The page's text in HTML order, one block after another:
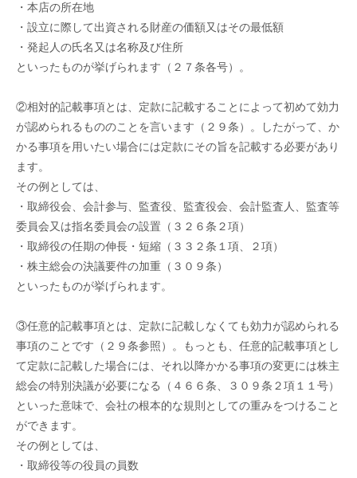
・本店の所在地
・設立に際して出資される財産の価額又はその最低額
・発起人の氏名又は名称及び住所
といったものが挙げられます（２７条各号）。
②相対的記載事項とは、定款に記載することによって初めて効力
が認められるもののことを言います（２９条）。したがって、か
かる事項を用いたい場合には定款にその旨を記載する必要があり
ます。
その例としては、
・取締役会、会計参与、監査役、監査役会、会計監査人、監査等
委員会又は指名委員会の設置（３２６条２項）
・取締役の任期の伸長・短縮（３３２条１項、２項）
・株主総会の決議要件の加重（３０９条）
といったものが挙げられます。
③任意的記載事項とは、定款に記載しなくても効力が認められる
事項のことです（２９条参照）。もっとも、任意的記載事項とし
て定款に記載した場合には、それ以降かかる事項の変更には株主
総会の特別決議が必要になる（４６６条、３０９条２項１１号）
といった意味で、会社の根本的な規則としての重みをつけること
ができます。
その例としては、
・取締役等の役員の員数